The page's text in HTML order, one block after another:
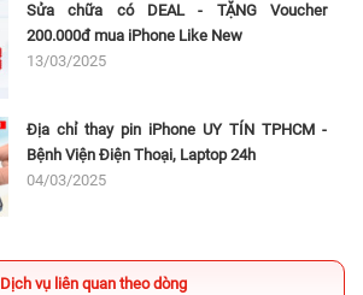
Sửa chữa có DEAL - TẶNG Voucher
200.000đ mua iPhone Like New
13/03/2025
Địa chỉ thay pin iPhone UY TÍN TPHCM -
Bệnh Viện Điện Thoại, Laptop 24h
04/03/2025
Dịch vụ liên quan theo dòng